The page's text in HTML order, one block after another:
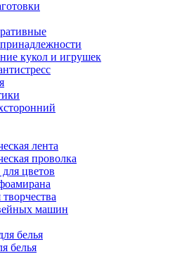
кукол и игрушек
лента
проволка
цветов
машин
белья
белья